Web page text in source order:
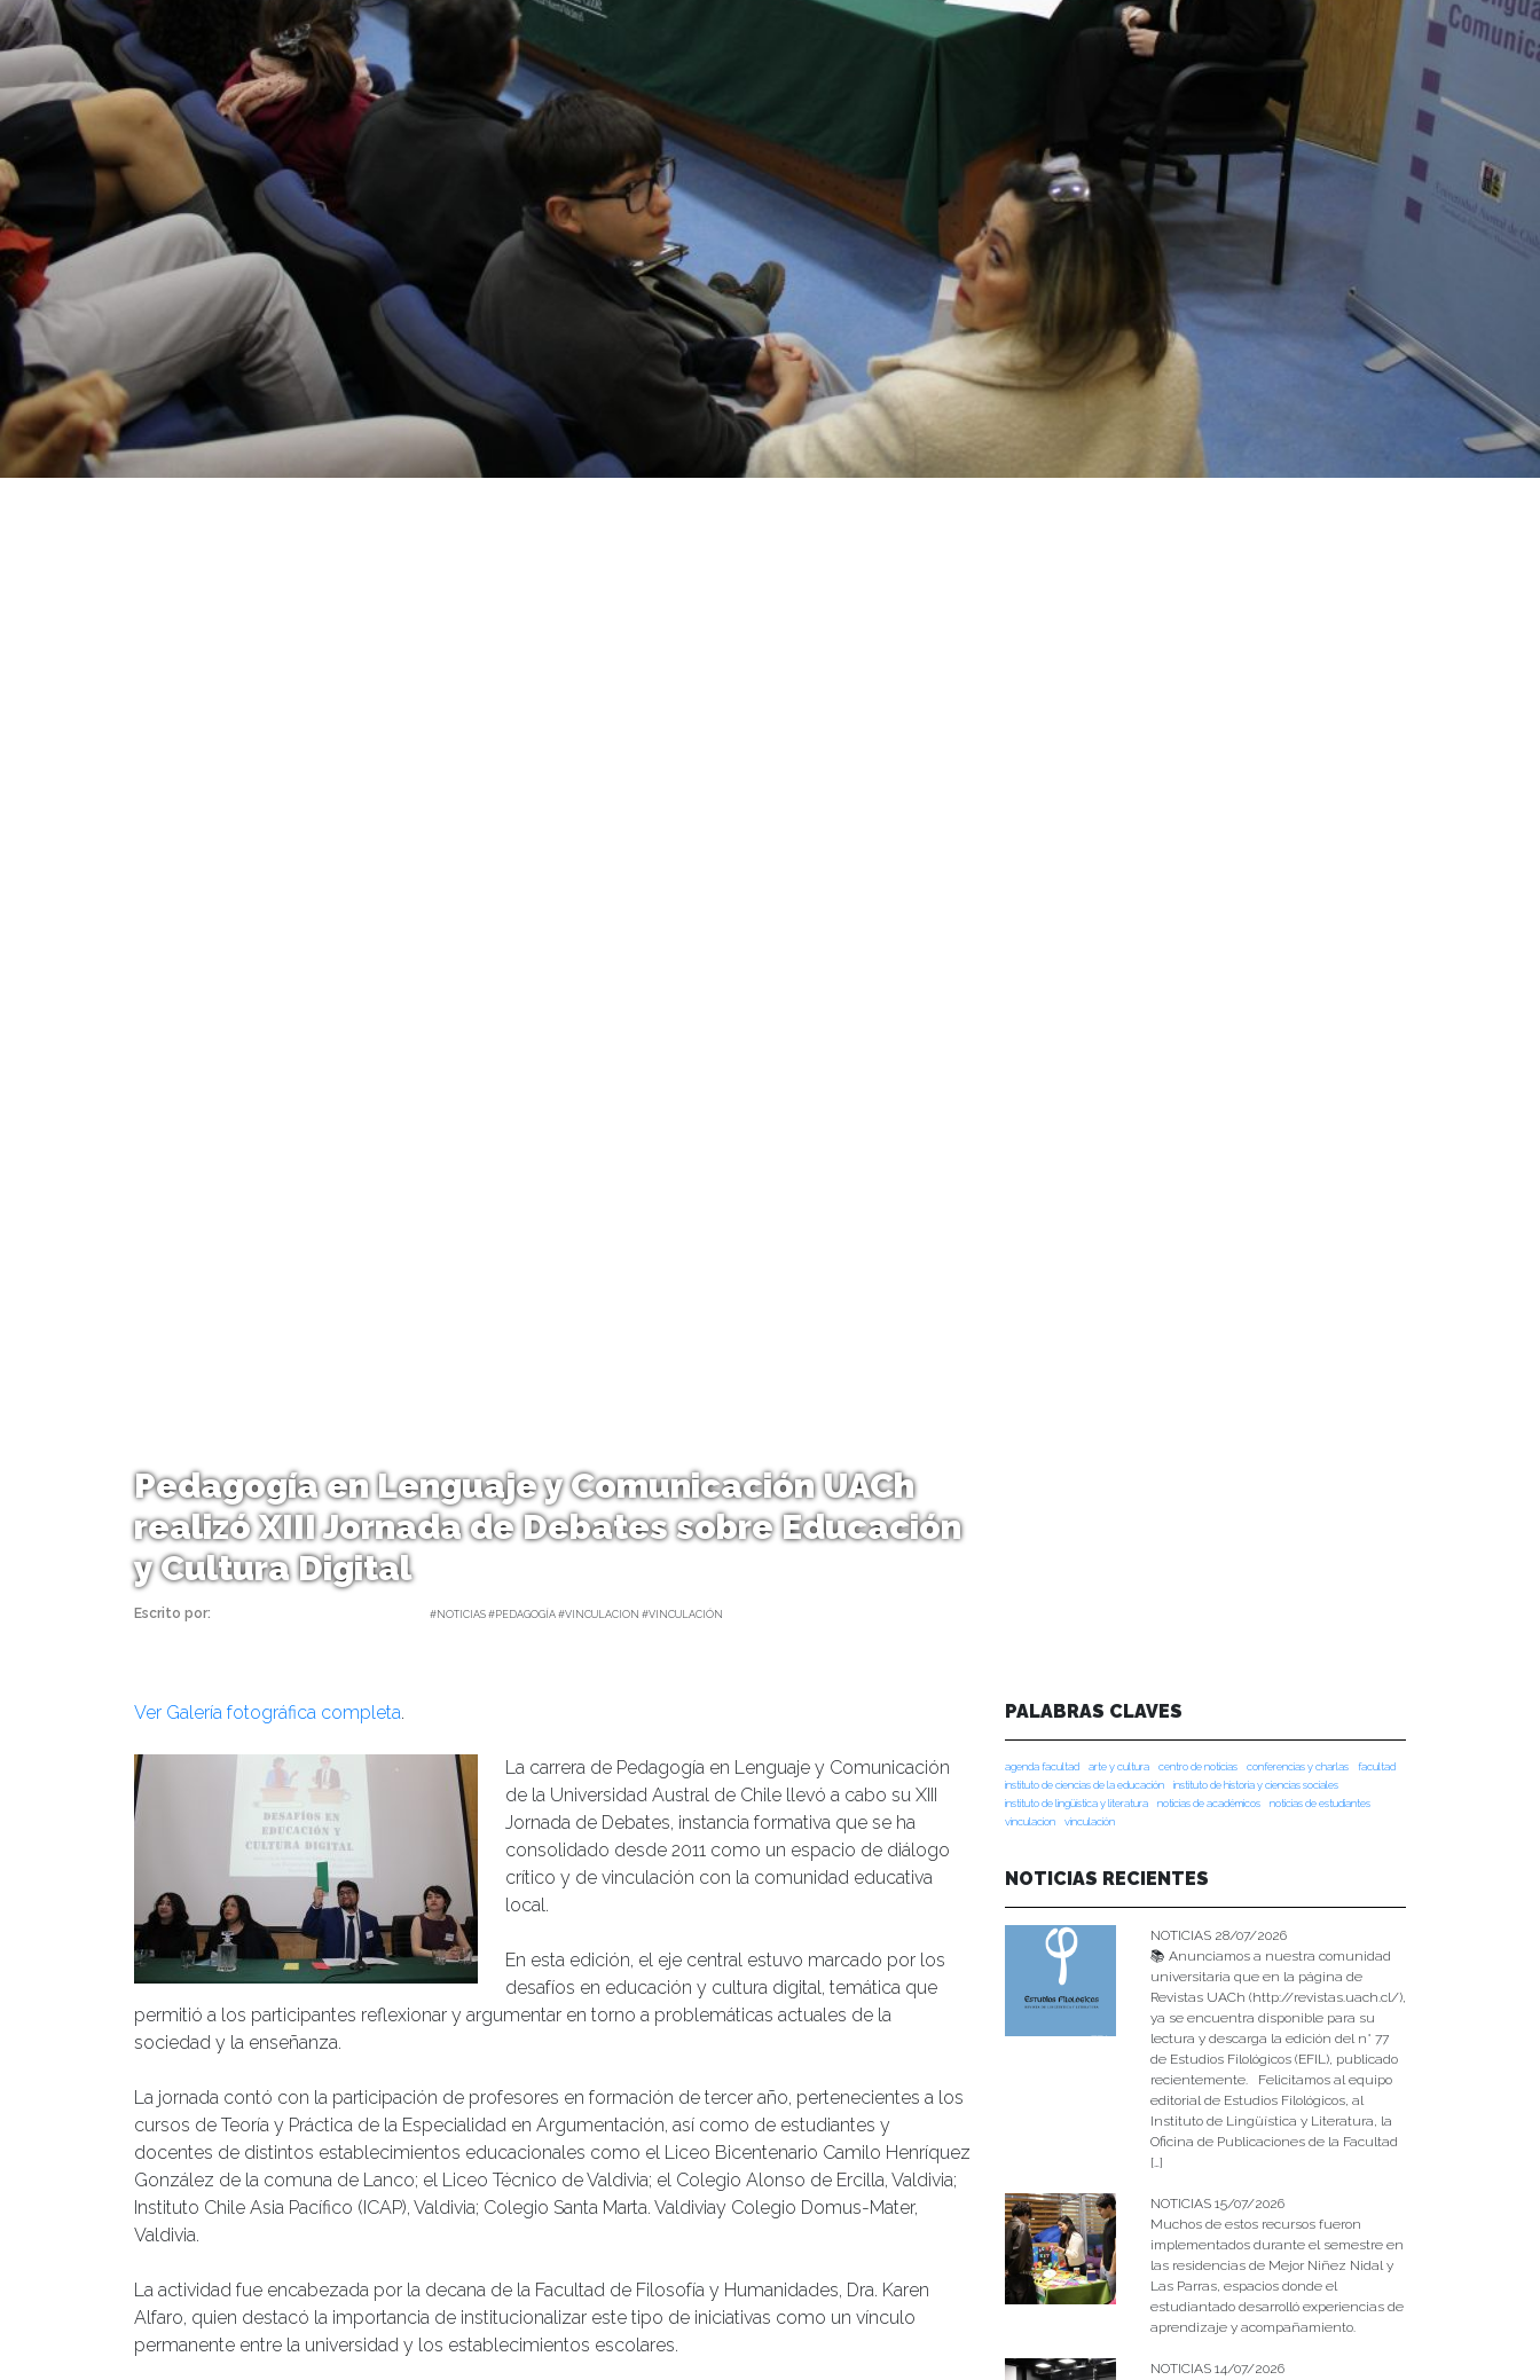
Pedagogía en Lenguaje y Comunicación UACh
realizó XIII Jornada de Debates sobre Educación
y Cultura Digital
Escrito por: #NOTICIAS #PEDAGOGÍA #VINCULACION #VINCULACIÓN
Ver Galería fotográfica completa.
La carrera de Pedagogía en Lenguaje y Comunicación
de la Universidad Austral de Chile llevó a cabo su XIII
Jornada de Debates, instancia formativa que se ha
consolidado desde 2011 como un espacio de diálogo
crítico y de vinculación con la comunidad educativa
local.
En esta edición, el eje central estuvo marcado por los
desafíos en educación y cultura digital, temática que
permitió a los participantes reflexionar y argumentar en torno a problemáticas actuales de la
sociedad y la enseñanza.
La jornada contó con la participación de profesores en formación de tercer año, pertenecientes a los
cursos de Teoría y Práctica de la Especialidad en Argumentación, así como de estudiantes y
docentes de distintos establecimientos educacionales como el Liceo Bicentenario Camilo Henríquez
González de la comuna de Lanco; el Liceo Técnico de Valdivia; el Colegio Alonso de Ercilla, Valdivia;
Instituto Chile Asia Pacífico (ICAP), Valdivia; Colegio Santa Marta. Valdiviay Colegio Domus-Mater,
Valdivia.
La actividad fue encabezada por la decana de la Facultad de Filosofía y Humanidades, Dra. Karen
Alfaro, quien destacó la importancia de institucionalizar este tipo de iniciativas como un vínculo
permanente entre la universidad y los establecimientos escolares.
PALABRAS CLAVES
agenda facultad arte y cultura centro de noticias conferencias y charlas
facultad
instituto de ciencias de la educación
instituto de historia y ciencias sociales
instituto de lingüística y literatura
noticias de académicos
noticias de estudiantes
vinculacion
vinculación
NOTICIAS RECIENTES
NOTICIAS 28/07/2026
📚 Anunciamos a nuestra comunidad
universitaria que en la página de
Revistas UACh (http://revistas.uach.cl/),
ya se encuentra disponible para su
lectura y descarga la edición del n° 77
de Estudios Filológicos (EFIL), publicado
recientemente. Felicitamos al equipo
editorial de Estudios Filológicos, al
Instituto de Lingüística y Literatura, la
Oficina de Publicaciones de la Facultad
[…]
NOTICIAS 15/07/2026
Muchos de estos recursos fueron
implementados durante el semestre en
las residencias de Mejor Niñez Nidal y
Las Parras, espacios donde el
estudiantado desarrolló experiencias de
aprendizaje y acompañamiento.
NOTICIAS 14/07/2026